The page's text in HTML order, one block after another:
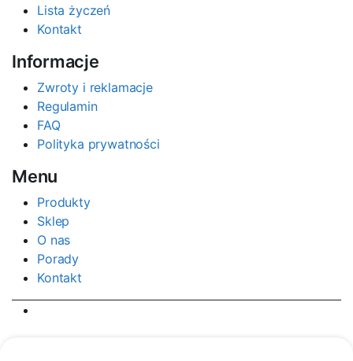
Lista życzeń
Kontakt
Informacje
Zwroty i reklamacje
Regulamin
FAQ
Polityka prywatności
Menu
Produkty
Sklep
O nas
Porady
Kontakt